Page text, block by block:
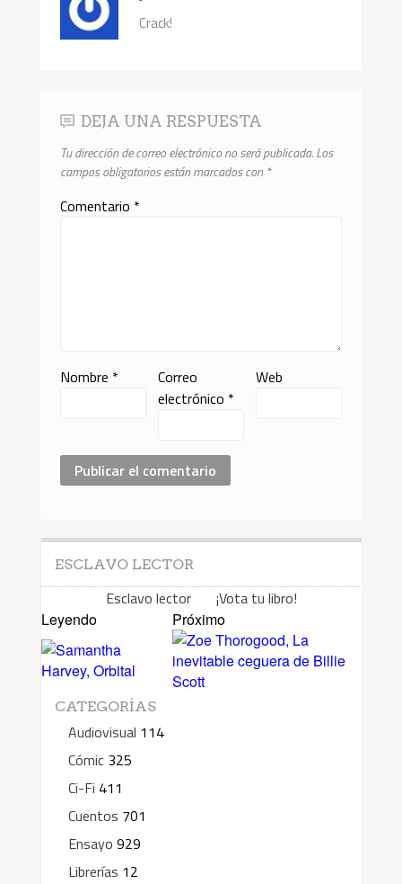
Crack!
DEJA UNA RESPUESTA
Tu dirección de correo electrónico no será publicada.Los
campos obligatorios están marcados con *
Comentario *
Nombre *
Correo
electrónico *
Web
ESCLAVO LECTOR
Esclavo lector ¡Vota tu libro!
Leyendo Próximo
CATEGORÍAS
Audiovisual 114
Cómic 325
Ci-Fi 411
Cuentos 701
Ensayo 929
Librerías 12